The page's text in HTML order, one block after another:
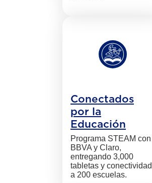
Conectados
por la
Educación
Programa STEAM con
BBVA y Claro,
entregando 3,000
tabletas y conectividad
a 200 escuelas.